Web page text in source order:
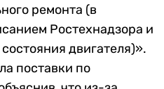
ремонта (в
Ростехнадзора и
двигателя)».
поставки по